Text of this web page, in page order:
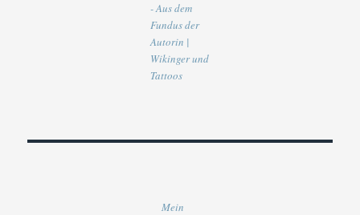
- Aus dem
Fundus der
Autorin |
Wikinger und
Tattoos
Mein